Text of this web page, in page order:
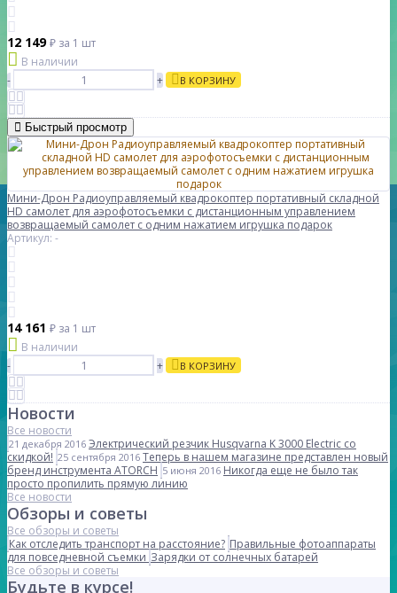
12 149₽ за 1 шт
В наличии
-
+ В КОРЗИНУ
Быстрый просмотр
Мини-Дрон Радиоуправляемый квадрокоптер портативный складной
HD самолет для аэрофотосъемки с дистанционным управлением
возвращаемый самолет с одним нажатием игрушка подарок
Артикул: -
14 161 ₽ за 1 шт
В наличии
-
+ В КОРЗИНУ
Новости
Все новости
21 декабря 2016 Электрический резчик Husqvarna K 3000 Electric со
скидкой! 25 сентября 2016 Теперь в нашем магазине представлен новый
бренд инструмента ATORCH 5 июня 2016 Никогда еще не было так
просто пропилить прямую линию
Все новости
Обзоры и советы
Все обзоры и советы
Как отследить транспорт на расстояние? Правильные фотоаппараты
для повседневной съемки Зарядки от солнечных батарей
Все обзоры и советы
Будьте в курсе!